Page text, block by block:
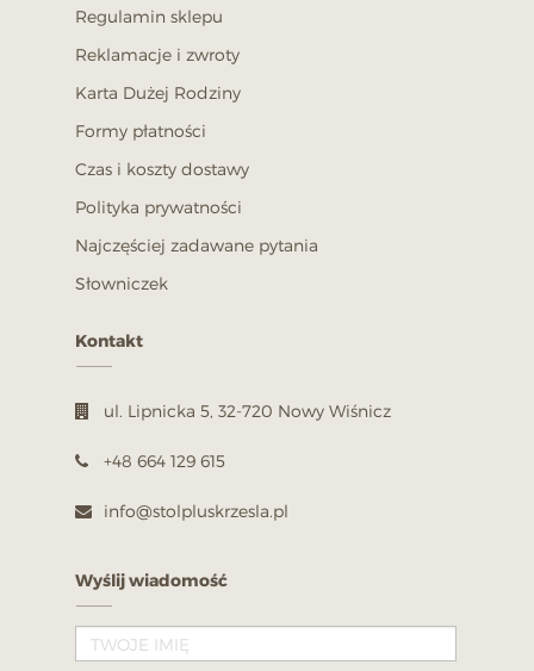
Regulamin sklepu
Reklamacje i zwroty
Karta Dużej Rodziny
Formy płatności
Czas i koszty dostawy
Polityka prywatności
Najczęściej zadawane pytania
Słowniczek
Kontakt
ul. Lipnicka 5, 32-720 Nowy Wiśnicz
+48 664 129 615
info@stolpluskrzesla.pl
Wyślij wiadomość